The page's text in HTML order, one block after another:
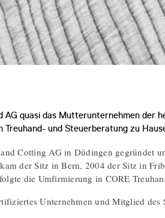
AG quasi das Mutterunternehmen der
Treuhand- und Steuerberatung zu
Cotting AG in Düdingen gegründet
der Sitz in Bern, 2004 der Sitz in
die Umfirmierung in CORE
Unternehmen und Mitglied des